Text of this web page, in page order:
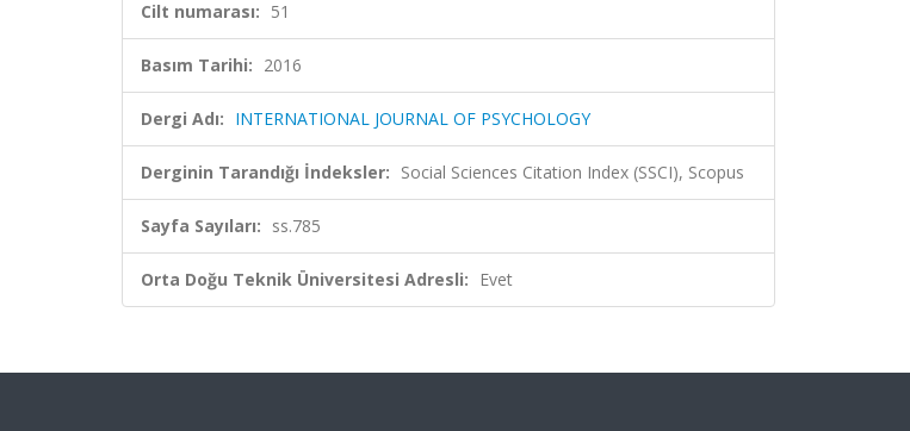
Cilt numarası: 51
Basım Tarihi: 2016
Dergi Adı: INTERNATIONAL JOURNAL OF PSYCHOLOGY
Derginin Tarandığı İndeksler: Social Sciences Citation Index (SSCI), Scopus
Sayfa Sayıları: ss.785
Orta Doğu Teknik Üniversitesi Adresli: Evet